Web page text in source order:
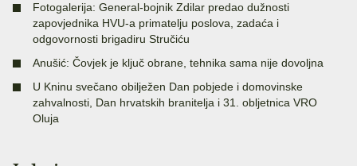
Fotogalerija: General-bojnik Zdilar predao dužnosti
zapovjednika HVU-a primatelju poslova, zadaća i
odgovornosti brigadiru Stručiću
Anušić: Čovjek je ključ obrane, tehnika sama nije dovoljna
U Kninu svečano obilježen Dan pobjede i domovinske
zahvalnosti, Dan hrvatskih branitelja i 31. obljetnica VRO
Oluja